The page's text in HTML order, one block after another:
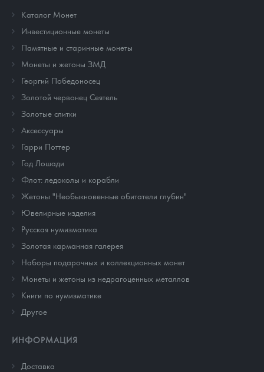
Каталог Монет
Инвестиционные монеты
Памятные и старинные монеты
Монеты и жетоны ЗМД
Георгий Победоносец
Золотой червонец Сеятель
Золотые слитки
Аксессуары
Гарри Поттер
Год Лошади
Флот: ледоколы и корабли
Жетоны "Необыкновенные обитатели глубин"
Ювелирные изделия
Русская нумизматика
Золотая карманная галерея
Наборы подарочных и коллекционных монет
Монеты и жетоны из недрагоценных металлов
Книги по нумизматике
Другое
ИНФОРМАЦИЯ
Доставка